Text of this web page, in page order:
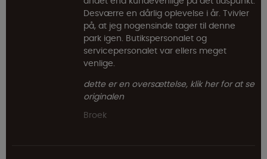
Desværre en dårlig oplevelse i år. Tvivler
på, at jeg nogensinde tager til denne
park igen. Butikspersonalet og
servicepersonalet var ellers meget
venlige.
dette er en oversættelse, klik her for at se
originalen
Broek